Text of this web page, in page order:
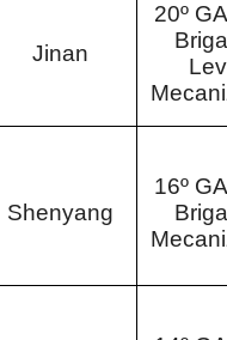
Jinan
20º
Shenyang
16º